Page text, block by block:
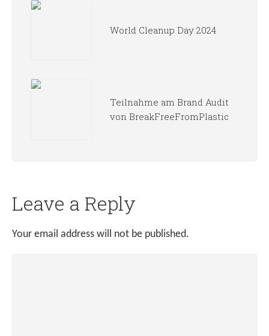
World Cleanup Day 2024
Teilnahme am Brand Audit
von BreakFreeFromPlastic
Leave a Reply
Your email address will not be published.